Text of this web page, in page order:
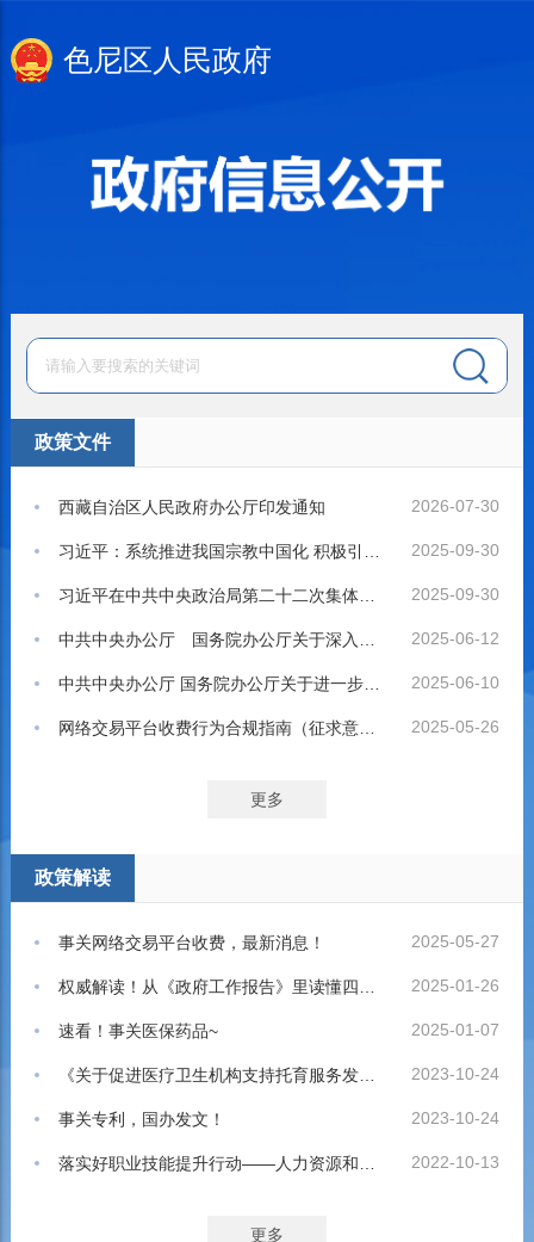
色尼区人民政府
政策文件
西藏自治区人民政府办公厅印发通知 2026-07-30
2025-09-30
习近平在中共中央政治局第二十二次集体学习时强调 系统推进我国宗教中国化 积极引导宗教与社会主义社会相适应 2025-09-30
2025-06-12
中共中央办公厅 国务院办公厅关于进一步保障和改善民生 着力解决群众急难愁盼的意见 2025-06-10
网络交易平台收费行为合规指南（征求意见稿） 2025-05-26
更多
政策解读
事关网络交易平台收费，最新消息！ 2025-05-27
2025-01-26
‍速看！事关医保药品~ 2025-01-07
《关于促进医疗卫生机构支持托育服务发展的指导意见》解读 2023-10-24
事关专利，国办发文！ 2023-10-24
2022-10-13
更多